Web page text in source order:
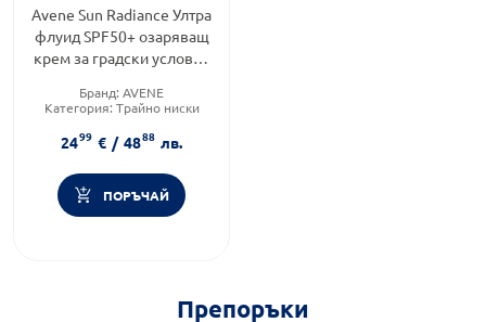
Avene Sun Radiance Ултра
флуид SPF50+ озаряващ
крем за градски условия
Бранд: AVENE
Категория: Трайно ниски
Продуктова линия:
RADIANCE
2499 € / 4888 лв.
ПОРЪЧАЙ
Препоръки